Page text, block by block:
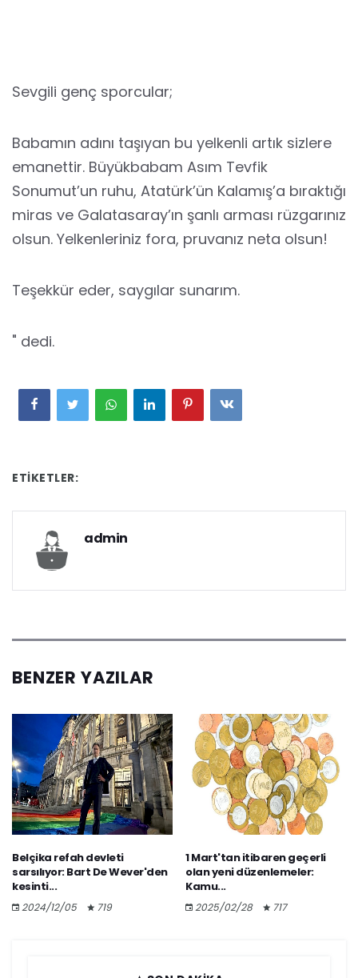
Sevgili genç sporcular;
Babamın adını taşıyan bu yelkenli artık sizlere
emanettir. Büyükbabam Asım Tevfik
Sonumut’un ruhu, Atatürk’ün Kalamış’a bıraktığı
miras ve Galatasaray’ın şanlı arması rüzgarınız
olsun. Yelkenleriniz fora, pruvanız neta olsun!
Teşekkür eder, saygılar sunarım.
" dedi.
ETIKETLER:
admin
BENZER YAZILAR
Belçika refah devleti
sarsılıyor: Bart De Wever'den
kesinti...
2024/12/05 719
1 Mart'tan itibaren geçerli
olan yeni düzenlemeler:
Kamu...
2025/02/28 717